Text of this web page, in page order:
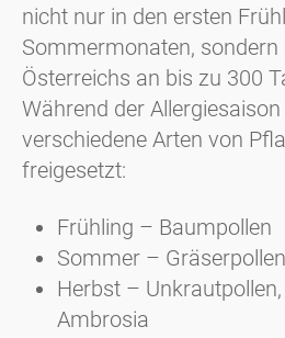
nicht nur in den ersten
Sommermonaten, sondern
Österreichs an bis zu 300
Während der
verschiedene Arten von
freigesetzt:
Frühling – Baumpollen
Sommer – Gräserpollen
Herbst –
Ambrosia